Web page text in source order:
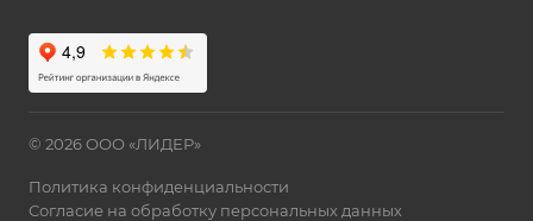
© 2026 ООО «ЛИДЕР»
Политика конфиденциальности
Согласие на обработку персональных данных